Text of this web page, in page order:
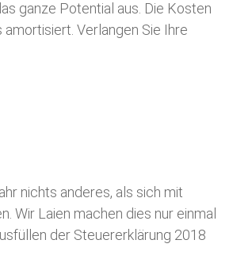
ganze Potential aus. Die Kosten
Verlangen Sie Ihre
nichts anderes, als sich mit
Wir Laien machen dies nur einmal
der Steuererklärung 2018